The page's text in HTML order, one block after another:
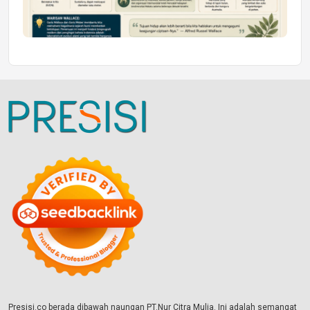
Presisi.co berada dibawah naungan PT.Nur Citra Mulia. Ini adalah semangat